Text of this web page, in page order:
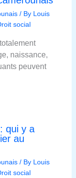
/ By Louis
social
naissance,
peuvent
qui y a
au
/ By Louis
social